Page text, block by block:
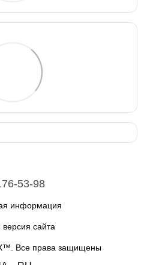
53-98
информация
сайта
Все права защищены